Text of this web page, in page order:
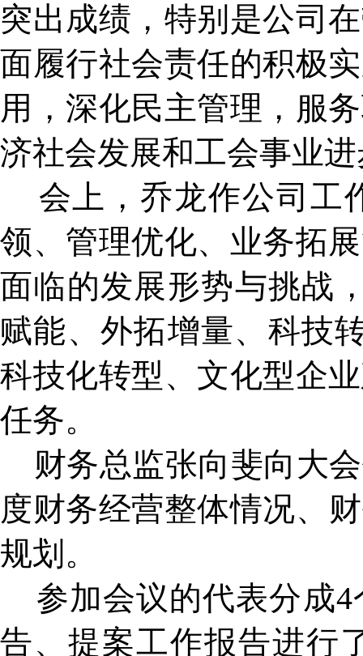
突出成绩，特别是公司
面履行社会责任的积极
用，深化民主管理，服
济社会发展和工会事业
会上，乔龙作公司工
领、管理优化、业务拓
面临的发展形势与挑战
赋能、外拓增量、科技
科技化转型、文化型企
任务。
财务总监张向斐向大
度财务经营整体情况、
规划。
参加会议的代表分成4
告、提案工作报告进行